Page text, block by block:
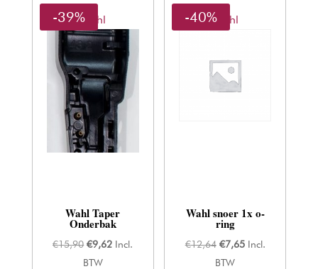
Wahl
-39%
Wahl Taper
Onderbak
€15,90 Oorspronkelijke
prijs
€9,62Huidige
Incl.
BTW
Wahl
-40%
Wahl snoer 1x o-
ring
€12,64 Oorspronkelijke
prijs
€7,65Huidige
Incl.
BTW